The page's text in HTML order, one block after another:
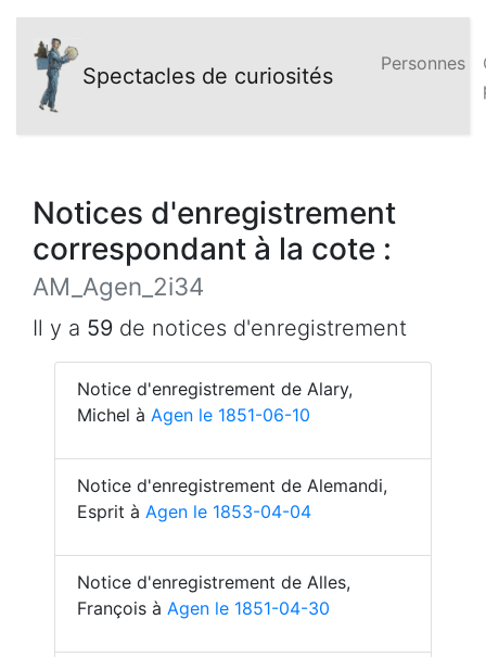
Spectacles de curiosités Personnes
Notices d'enregistrement
correspondant à la cote :
AM_Agen_2i34
Il y a 59 de notices d'enregistrement
Notice d'enregistrement de Alary,
Michel à Agen le 1851-06-10
Notice d'enregistrement de Alemandi,
Esprit à Agen le 1853-04-04
Notice d'enregistrement de Alles,
François à Agen le 1851-04-30